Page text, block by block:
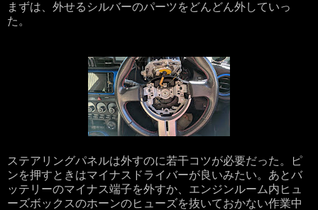
まずは、外せるシルバーのパーツをどんどん外していっ
た。
ステアリングパネルは外すのに若干コツが必要だった。ピ
ンを押すときはマイナスドライバーが良いみたい。あとバ
ッテリーのマイナス端子を外すか、エンジンルーム内ヒュ
ーズボックスのホーンのヒューズを抜いておかない作業中